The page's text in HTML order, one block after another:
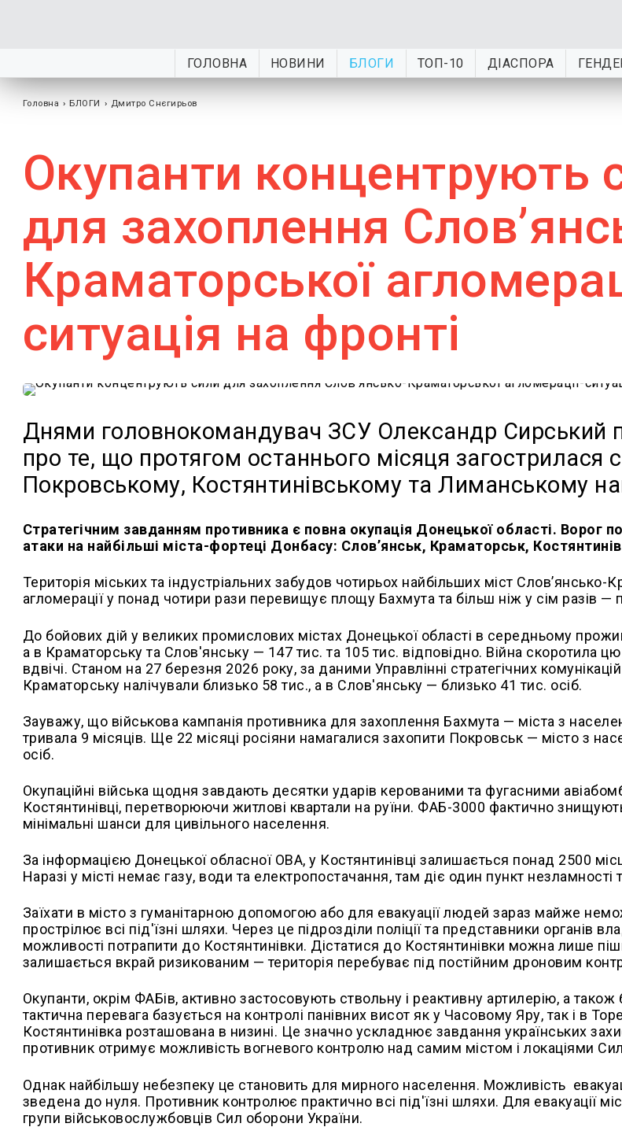
ГОЛОВНА НОВИНИ БЛОГИ ТОП-10 ДІАСПОРА
Головна › БЛОГИ › Дмитро Снєгирьов
Окупанти концентрують
для захоплення
Краматорської
ситуація на фронті
Днями головнокомандувач ЗСУ Олександр Сирський
про те, що протягом останнього місяця загострилася
Покровському, Костянтинівському та Лиманському
Стратегічним завданням противника є повна окупація Донецької області. Ворог
атаки на найбільші міста-фортеці Донбасу: Слов’янськ, Краматорськ,
Територія міських та індустріальних забудов чотирьох найбільших міст Слов’янсько-
агломерації у понад чотири рази перевищує площу Бахмута та більш ніж у сім разів
До бойових дій у великих промислових містах Донецької області в середньому
а в Краматорську та Слов'янську — 147 тис. та 105 тис. відповідно. Війна скоротила
вдвічі. Станом на 27 березня 2026 року, за даними Управлінні стратегічних
Краматорську налічували близько 58 тис., а в Слов'янську — близько 41 тис. осіб.
Зауважу, що військова кампанія противника для захоплення Бахмута — міста з
тривала 9 місяців. Ще 22 місяці росіяни намагалися захопити Покровськ — місто з
осіб.
Окупаційні війська щодня завдають десятки ударів керованими та фугасними
Костянтинівці, перетворюючи житлові квартали на руїни. ФАБ-3000 фактично
мінімальні шанси для цивільного населення.
За інформацією Донецької обласної ОВА, у Костянтинівці залишається понад 2500
Наразі у місті немає газу, води та електропостачання, там діє один пункт незламності
Заїхати в місто з гуманітарною допомогою або для евакуації людей зараз майже
прострілює всі під'їзні шляхи. Через це підрозділи поліції та представники органів
можливості потрапити до Костянтинівки. Дістатися до Костянтинівки можна лише
залишається вкрай ризикованим — територія перебуває під постійним дроновим
Окупанти, окрім ФАБів, активно застосовують ствольну і реактивну артилерію, а також
тактична перевага базується на контролі панівних висот як у Часовому Яру, так і в
Костянтинівка розташована в низині. Це значно ускладнює завдання українських
противник отримує можливість вогневого контролю над самим містом і локаціями
Однак найбільшу небезпеку це становить для мирного населення. Можливість
зведена до нуля. Противник контролює практично всі під'їзні шляхи. Для евакуації
групи військовослужбовців Сил оборони України.